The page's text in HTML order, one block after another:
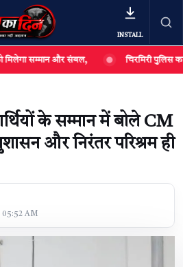
INSTALL
खोजें
और संबल, चिरमिरी पुलिस का अवैध महुआ
के सम्मान में बोले CM
और निरंतर परिश्रम ही
05:52 AM